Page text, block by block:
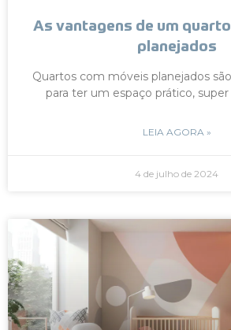
As vantagens de um
planejados
Quartos com móveis planejados
para ter um espaço prático,
LEIA AGORA »
4 de julho de 2024